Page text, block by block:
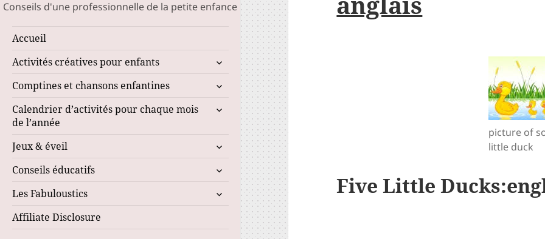
Conseils d'une professionnelle de la petite enfance
Accueil
Activités créatives pour enfants
ouvrir
sous-
Comptines et chansons enfantines
ouvrir
sous-
Calendrier d’activités pour chaque mois
de l’année
ouvrir
menu
Jeux & éveil
ouvrir
sous-
Conseils éducatifs
ouvrir
sous-
Les Fabuloustics
ouvrir
Affiliate Disclosure
picture of
little duck
Five Little